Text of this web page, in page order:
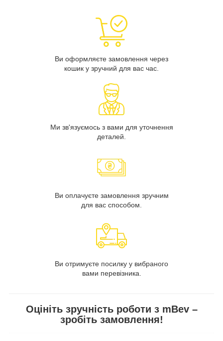
Ви оформляєте замовлення через
кошик у зручний для вас час.
Ми зв'язуємось з вами для уточнення
деталей.
Ви оплачуєте замовлення зручним
для вас способом.
Ви отримуєте посилку у вибраного
вами перевізника.
Оцініть зручність роботи з mBev –
зробіть замовлення!